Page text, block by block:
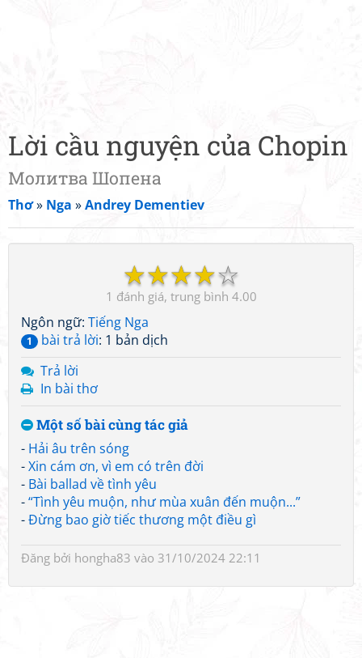
Lời cầu nguyện của Chopin
Молитва Шопена
Thơ» Nga »Andrey Dementiev
☆
☆
☆
☆
☆
1 4.00
Ngôn ngữ: Tiếng Nga
1 bài trả lời: 1 bản dịch
Trả lời
In bài thơ
Một số bài cùng tác giả
- Hải âu trên sóng
-Xin cám ơn, vì em có trên đời
- Bài ballad về tình yêu
-“Tình yêu muộn, như mùa xuân đến muộn...”
-Đừng bao giờ tiếc thương một điều gì
Đăng bởi hongha83 vào 31/10/2024 22:11